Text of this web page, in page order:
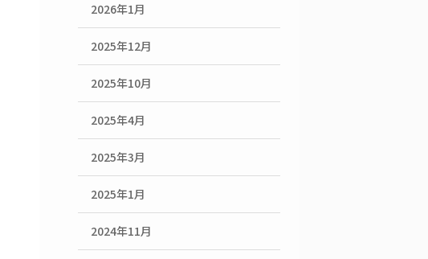
2026年1月
2025年12月
2025年10月
2025年4月
2025年3月
2025年1月
2024年11月